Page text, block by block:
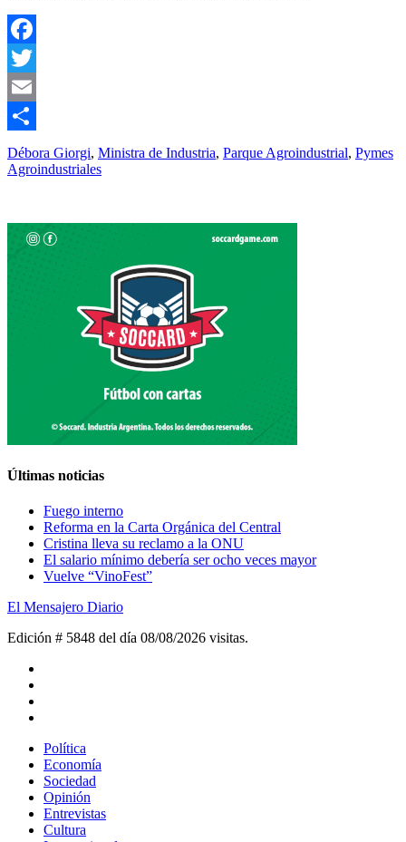
Facebook
Twitter
Email
Compartir
Débora Giorgi, Ministra de Industria, Parque Agroindustrial, Pymes
Agroindustriales
Últimas noticias
Fuego interno
Reforma en la Carta Orgánica del Central
Cristina lleva su reclamo a la ONU
El salario mínimo debería ser ocho veces mayor
Vuelve “VinoFest”
El Mensajero Diario
Edición # 5848 del día 08/08/2026 visitas.
Política
Economía
Sociedad
Opinión
Entrevistas
Cultura